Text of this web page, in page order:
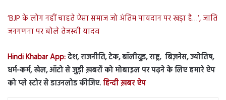
‘BJP के लोग नहीं चाहते ऐसा समाज जो अंतिम पायदान पर खड़ा है…’, जाति
जनगणना पर बोले तेजस्वी यादव
Hindi Khabar App:देश, राजनीति, टेक, बॉलीवुड, राष्ट्र, बिज़नेस, ज्योतिष,
धर्म-कर्म, खेल, ऑटो से जुड़ी ख़बरों को मोबाइल पर पढ़ने के लिए हमारे ऐप
को प्ले स्टोर से डाउनलोड कीजिए.हिन्दी ख़बर ऐप